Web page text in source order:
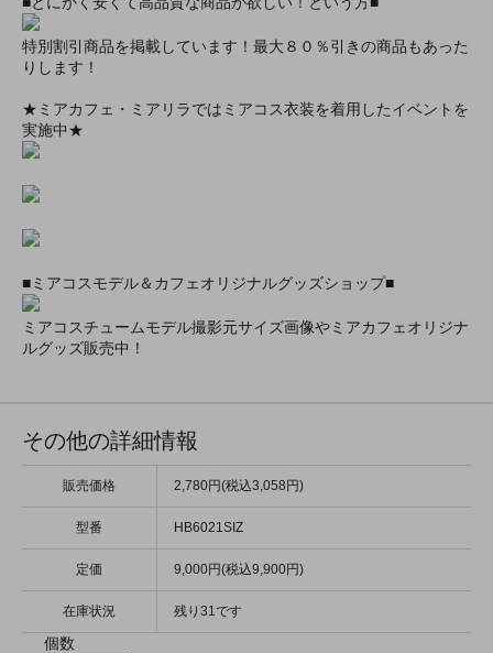
特別割引商品を掲載しています！最大８０％引きの商品もあった
りします！
★ミアカフェ・ミアリラではミアコス衣装を着用したイベントを
実施中★
■ミアコスモデル＆カフェオリジナルグッズショップ■
ミアコスチュームモデル撮影元サイズ画像やミアカフェオリジナ
ルグッズ販売中！
その他の詳細情報
販売価格 2,780円(税込3,058円)
型番 HB6021SIZ
定価 9,000円(税込9,900円)
在庫状況 残り31です
個数